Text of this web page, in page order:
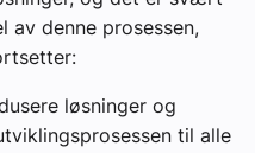
denne prosessen,
løsninger og
til alle